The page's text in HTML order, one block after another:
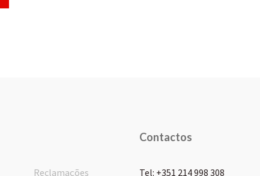
Reclamações
Contactos
Tel: +351 214 998 308